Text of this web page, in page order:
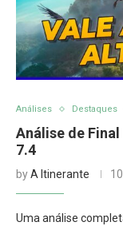
Análises Destaques
Análise de
7.4
byA Itinerante
Uma análise